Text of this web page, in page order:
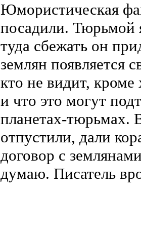
Юмористическая
посадили. Тюрьмой
туда сбежать он
землян появляется
кто не видит, кроме
и что это могут
планетах-тюрьмах.
отпустили, дали
договор с
думаю. Писатель